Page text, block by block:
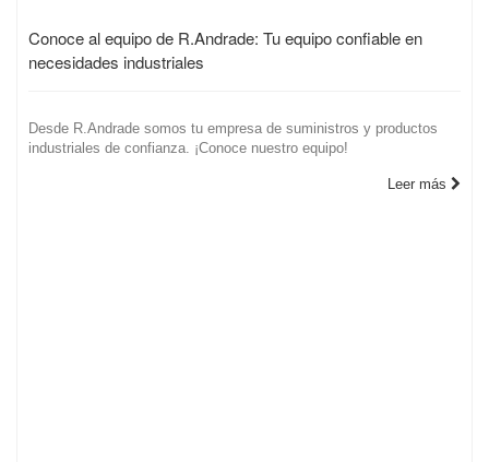
Conoce al equipo de R.Andrade: Tu equipo confiable en
necesidades industriales
Desde R.Andrade somos tu empresa de suministros y productos
industriales de confianza. ¡Conoce nuestro equipo!
Leer más